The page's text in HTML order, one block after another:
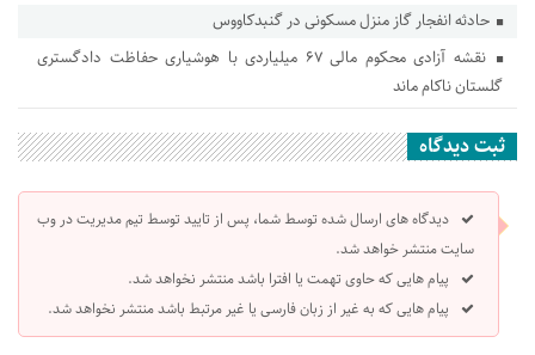
حادثه انفجار گاز منزل مسکونی در گنبدکاووس
نقشه آزادی محکوم مالی ۶۷ میلیاردی با هوشیاری حفاظت دادگستری
گلستان ناکام ماند
ثبت دیدگاه
دیدگاه های ارسال شده توسط شما، پس از تایید توسط تیم مدیریت در وب
سایت منتشر خواهد شد.
پیام هایی که حاوی تهمت یا افترا باشد منتشر نخواهد شد.
پیام هایی که به غیر از زبان فارسی یا غیر مرتبط باشد منتشر نخواهد شد.